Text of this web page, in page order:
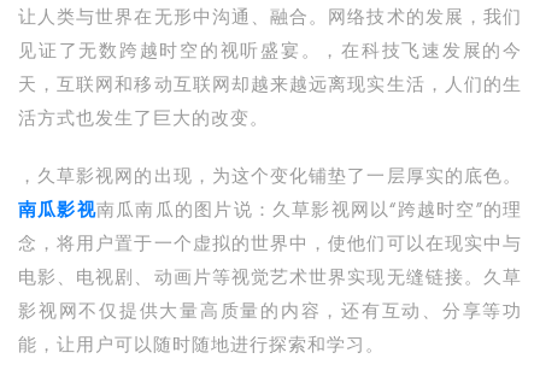
让人类与世界在无形中沟通、融合。网络技术的发展，我们
见证了无数跨越时空的视听盛宴。，在科技飞速发展的今
天，互联网和移动互联网却越来越远离现实生活，人们的生
活方式也发生了巨大的改变。
，久草影视网的出现，为这个变化铺垫了一层厚实的底色。
南瓜影视南瓜南瓜的图片说：久草影视网以“跨越时空”的理
念，将用户置于一个虚拟的世界中，使他们可以在现实中与
电影、电视剧、动画片等视觉艺术世界实现无缝链接。久草
影视网不仅提供大量高质量的内容，还有互动、分享等功
能，让用户可以随时随地进行探索和学习。